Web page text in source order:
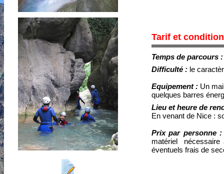
Tarif et
Temps de parcours
Difficulté : le
Equipement : Un
quelques barres
Lieu et heure de
En venant de Nice :
Prix par personne
matériel nécessaire
éventuels frais de